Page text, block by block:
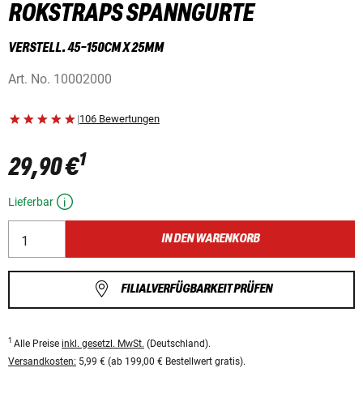
ROKSTRAPS SPANNGURTE
VERSTELL. 45-150CM X 25MM
Art. No. 10002000
|106 Bewertungen
29,90 €1
Lieferbar
IN DEN WARENKORB
FILIALVERFÜGBARKEIT PRÜFEN
1 Alle Preise inkl. gesetzl. MwSt. (Deutschland).
Versandkosten: 5,99 € (ab 199,00 € Bestellwert gratis).